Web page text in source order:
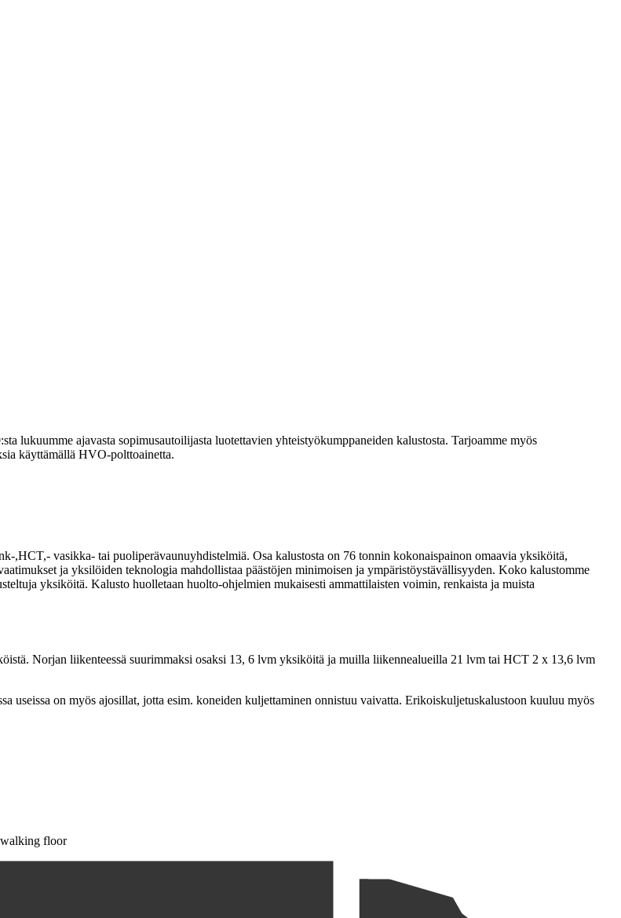
lukuumme ajavasta sopimusautoilijasta luotettavien yhteistyökumppaneiden kalustosta. Tarjoamme myös
käyttämällä HVO-polttoainetta.
,HCT,- vasikka- tai puoliperävaunuyhdistelmiä. Osa kalustosta on 76 tonnin kokonaispainon omaavia yksiköitä,
ja yksilöiden teknologia mahdollistaa päästöjen minimoisen ja ympäristöystävällisyyden. Koko kalustomme
yksiköitä. Kalusto huolletaan huolto-ohjelmien mukaisesti ammattilaisten voimin, renkaista ja muista
Norjan liikenteessä suurimmaksi osaksi 13, 6 lvm yksiköitä ja muilla liikennealueilla 21 lvm tai HCT 2 x 13,6 lvm
useissa on myös ajosillat, jotta esim. koneiden kuljettaminen onnistuu vaivatta. Erikoiskuljetuskalustoon kuuluu myös
floor